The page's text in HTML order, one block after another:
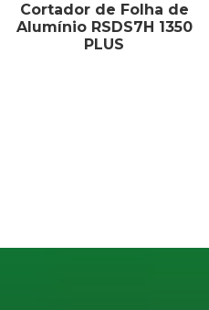
Cortador de Folha de
Alumínio RSDS7H 1350
PLUS